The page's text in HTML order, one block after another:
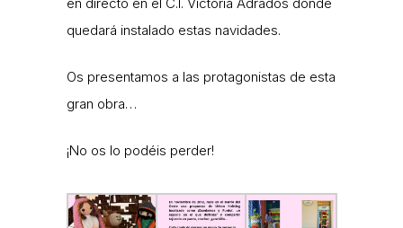
quedará instalado estas navidades.
Os presentamos a las protagonistas de esta
gran obra…
¡No os lo podéis perder!